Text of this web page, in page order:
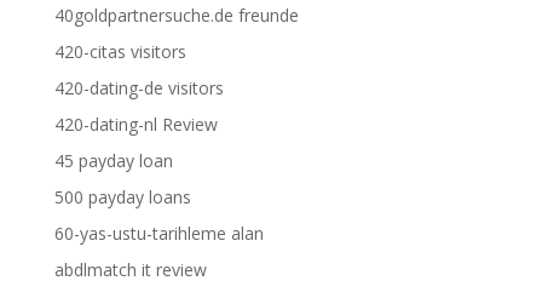
40goldpartnersuche.de freunde
420-citas visitors
420-dating-de visitors
420-dating-nl Review
45 payday loan
500 payday loans
60-yas-ustu-tarihleme alan
abdlmatch it review